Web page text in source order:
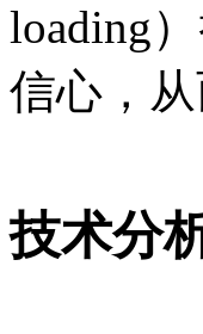
loading
信心，
技术分